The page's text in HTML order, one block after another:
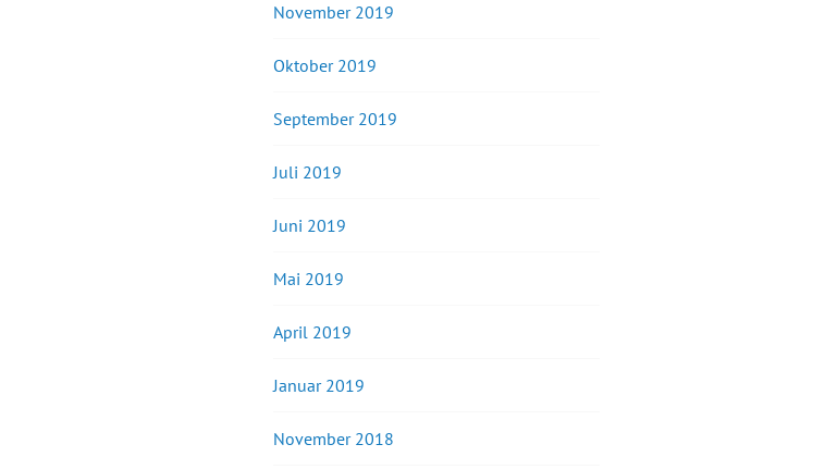
November 2019
Oktober 2019
September 2019
Juli 2019
Juni 2019
Mai 2019
April 2019
Januar 2019
November 2018